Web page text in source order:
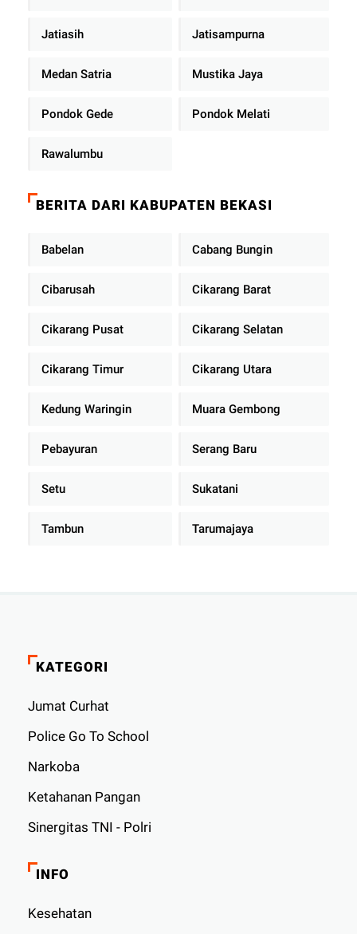
Jatiasih Jatisampurna
Medan Satria Mustika Jaya
Pondok Gede Pondok Melati
Rawalumbu
BERITA DARI KABUPATEN BEKASI
Babelan Cabang Bungin
Cibarusah Cikarang Barat
Cikarang Pusat Cikarang Selatan
Cikarang Timur Cikarang Utara
Kedung Waringin Muara Gembong
Pebayuran Serang Baru
Setu Sukatani
Tambun Tarumajaya
KATEGORI
Jumat Curhat
Police Go To School
Narkoba
Ketahanan Pangan
Sinergitas TNI - Polri
INFO
Kesehatan